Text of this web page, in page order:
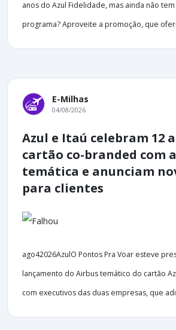
anos do Azul Fidelidade, mas ainda não
programa? Aproveite a promoção, que
E-Milhas
04/08/2026
Azul e Itaú celebram 12
cartão co-branded com
temática e anunciam
para clientes
ago42026AzulO Pontos Pra Voar esteve
lançamento do Airbus temático do cartão
com executivos das duas empresas, que